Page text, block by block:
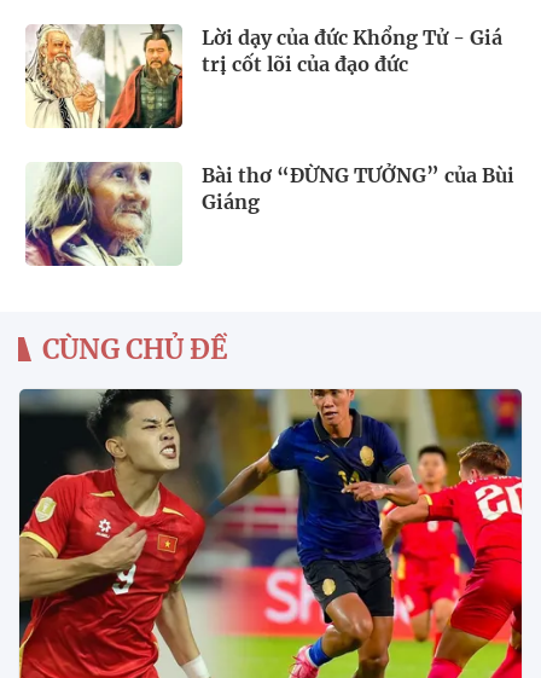
Lời dạy của đức Khổng Tử - Giá
trị cốt lõi của đạo đức
Bài thơ “ĐỪNG TƯỞNG” của Bùi
Giáng
CÙNG CHỦ ĐỀ